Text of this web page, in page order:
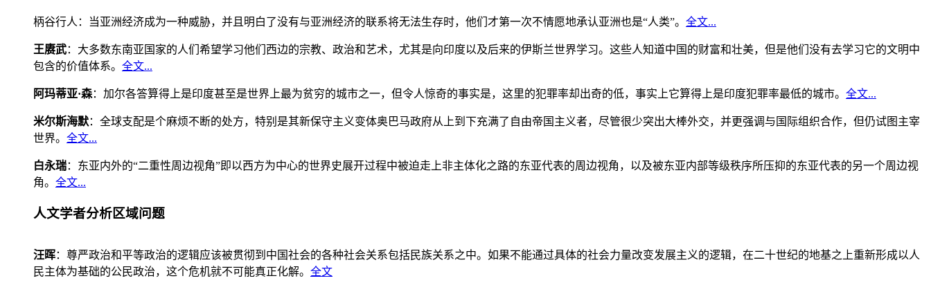
柄谷行人：当亚洲经济成为一种威胁，并且明白了没有与亚洲经济的联系将无法生存时，他们才第一次不情愿地承认亚洲也是“人类”。 全文...
王赓武：大多数东南亚国家的人们希望学习他们西边的宗教、政治和艺术，尤其是向印度以及后来的伊斯兰世界学习。这些人知道中国的财富和壮美，但是他们没有去学习它的文明中
包含的价值体系。 全文...
阿玛蒂亚·森：加尔各答算得上是印度甚至是世界上最为贫穷的城市之一，但令人惊奇的事实是，这里的犯罪率却出奇的低，事实上它算得上是印度犯罪率最低的城市。 全文...
米尔斯海默：全球支配是个麻烦不断的处方，特别是其新保守主义变体奥巴马政府从上到下充满了自由帝国主义者，尽管很少突出大棒外交，并更强调与国际组织合作，但仍试图主宰
世界。 全文...
白永瑞：东亚内外的“二重性周边视角”即以西方为中心的世界史展开过程中被迫走上非主体化之路的东亚代表的周边视角，以及被东亚内部等级秩序所压抑的东亚代表的另一个周边视
角。 全文...
人文学者分析区域问题
汪晖：尊严政治和平等政治的逻辑应该被贯彻到中国社会的各种社会关系包括民族关系之中。如果不能通过具体的社会力量改变发展主义的逻辑，在二十世纪的地基之上重新形成以人
民主体为基础的公民政治，这个危机就不可能真正化解。 全文